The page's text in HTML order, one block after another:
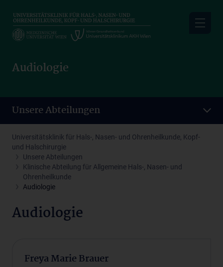
main
content
Audiologie
Unsere Abteilungen
Universitätsklinik für Hals-, Nasen- und Ohrenheilkunde, Kopf-
und Halschirurgie
Unsere Abteilungen
Klinische Abteilung für Allgemeine Hals-, Nasen- und
Ohrenheilkunde
Audiologie
Audiologie
Freya Marie Brauer